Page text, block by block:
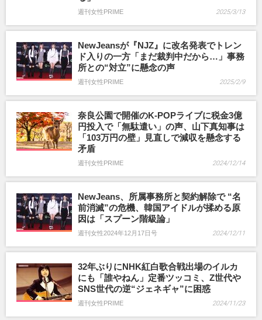
週刊女性PRIME 2025/3/13
NewJeansが『NJZ』に改名発表でトレン
ド入りの一方「まだ裁判中だから…」事務
所との“対立”に懸念の声
週刊女性PRIME 2025/2/9
奈良公園で開催のK-POPライブに税金3億
円投入で「無駄遣い」の声、山下真知事は
「103万円の壁」見直しで減収を懸念する
矛盾
週刊女性PRIME 2024/12/14
NewJeans、所属事務所と契約解除で “名
前消滅”の危機、韓国アイドルが揉める原
因は「スプーン階級論」
週刊女性2024年12月17日号 2024/12/11
32年ぶりにNHK紅白歌合戦出場のイルカ
にも「誰やねん」定番ツッコミ、Z世代や
SNS世代の逆“ジェネギャ”に困惑
週刊女性PRIME 2024/11/23